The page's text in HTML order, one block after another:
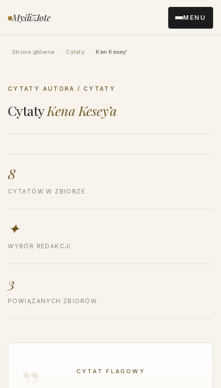
do MyśliZłote MENU
Strona główna › Cytaty › Ken Kesey'
CYTATY AUTORA / CYTATY
CytatyKena Kesey’a
8
CYTATÓW W ZBIORZE
✦
WYBÓR REDAKCJI
3
POWIĄZANYCH ZBIORÓW
CYTAT FLAGOWY